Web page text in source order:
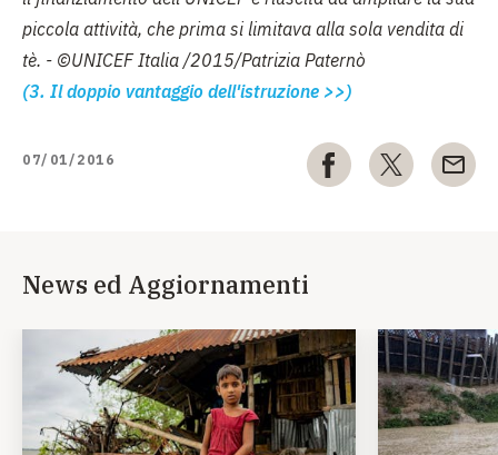
piccola attività, che prima si limitava alla sola vendita di
tè. - ©UNICEF Italia /2015/Patrizia Paternò
(3. Il doppio vantaggio dell'istruzione >>)
07/01/2016
News ed Aggiornamenti